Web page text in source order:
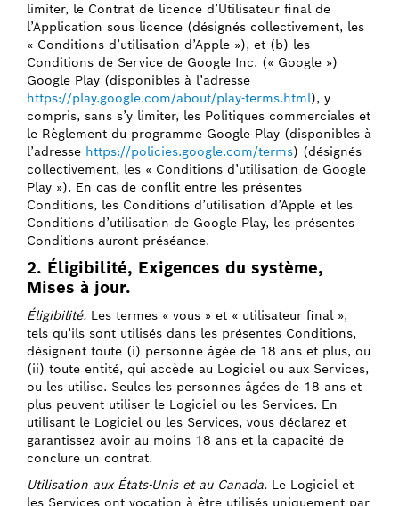
limiter, le Contrat de licence d’Utilisateur final de
l’Application sous licence (désignés collectivement, les
« Conditions d’utilisation d’Apple »), et (b) les
Conditions de Service de Google Inc. (« Google »)
Google Play (disponibles à l’adresse
https://play.google.com/about/play-terms.html), y
compris, sans s’y limiter, les Politiques commerciales et
le Règlement du programme Google Play (disponibles à
l’adresse https://policies.google.com/terms) (désignés
collectivement, les « Conditions d’utilisation de Google
Play »). En cas de conflit entre les présentes
Conditions, les Conditions d’utilisation d’Apple et les
Conditions d’utilisation de Google Play, les présentes
Conditions auront préséance.
2. Éligibilité, Exigences du système,
Mises à jour.
Éligibilité. Les termes « vous » et « utilisateur final »,
tels qu’ils sont utilisés dans les présentes Conditions,
désignent toute (i) personne âgée de 18 ans et plus, ou
(ii) toute entité, qui accède au Logiciel ou aux Services,
ou les utilise. Seules les personnes âgées de 18 ans et
plus peuvent utiliser le Logiciel ou les Services. En
utilisant le Logiciel ou les Services, vous déclarez et
garantissez avoir au moins 18 ans et la capacité de
conclure un contrat.
Utilisation aux États-Unis et au Canada. Le Logiciel et
les Services ont vocation à être utilisés uniquement par